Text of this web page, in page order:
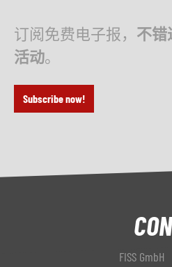
订阅免费电子报， 不错
活动。
Subscribe now!
FISS GmbH